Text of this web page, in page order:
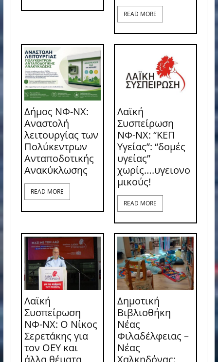
READ MORE
Δήμος ΝΦ-ΝΧ:
Αναστολή
λειτουργίας των
Πολύκεντρων
Ανταποδοτικής
Ανακύκλωσης
READ MORE
Λαϊκή
Συσπείρωση
ΝΦ-ΝΧ: “ΚΕΠ
Υγείας”: “δομές
υγείας”
χωρίς….υγειονο
μικούς!
READ MORE
Λαϊκή
Συσπείρωση
ΝΦ-ΝΧ: O Νίκος
Σερετάκης για
τον ΟΕΥ και
Δημοτική
Βιβλιοθήκη
Νέας
Φιλαδέλφειας –
Νέας